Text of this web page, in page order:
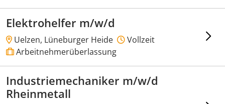
Elektrohelfer m/w/d
Uelzen, Lüneburger Heide
Vollzeit
Arbeitnehmerüberlassung
Industriemechaniker m/w/d
Rheinmetall